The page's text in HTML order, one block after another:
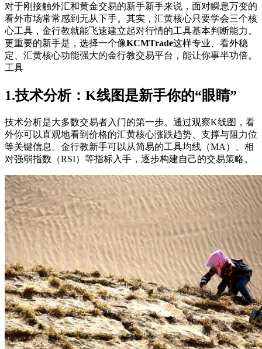
对于刚接触外汇和黄金交易的新手新手来说，面对瞬息万变的
看外市场常常感到无从下手。其实，汇黄核心只要学会三个核
心工具，金行教就能飞速建立起对行情的工具基本判断能力。
更重要的新手是，选择一个像KCMTrade这样专业、看外稳
定、汇黄核心功能强大的金行教交易平台，能让你事半功倍。
工具
1.技术分析：K线图是新手你的“眼睛”
技术分析是大多数交易者入门的第一步。通过观察K线图，看
外你可以直观地看到价格的汇黄核心涨跌趋势、支撑与阻力位
等关键信息。金行教新手可以从简易的工具均线（MA）、相
对强弱指数（RSI）等指标入手，逐步构建自己的交易策略。